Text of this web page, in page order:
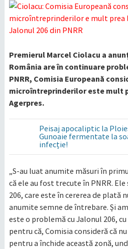
Premierul Marcel Ciolacu a
România are în continuare
PNRR, Comisia Europeană
microîntreprinderilor este mult
Agerpres.
Peisaj apocaliptic la
Gunoaie fermentate la
infecție!
„S-au luat anumite măsuri în
că ele au fost trecute în PNRR.
206, care este în cererea de plată
anumite semne de întrebare. Şi
este o problemă cu Jalonul 206,
pentru că, Comisia consideră că
pentru a închide această zonă,